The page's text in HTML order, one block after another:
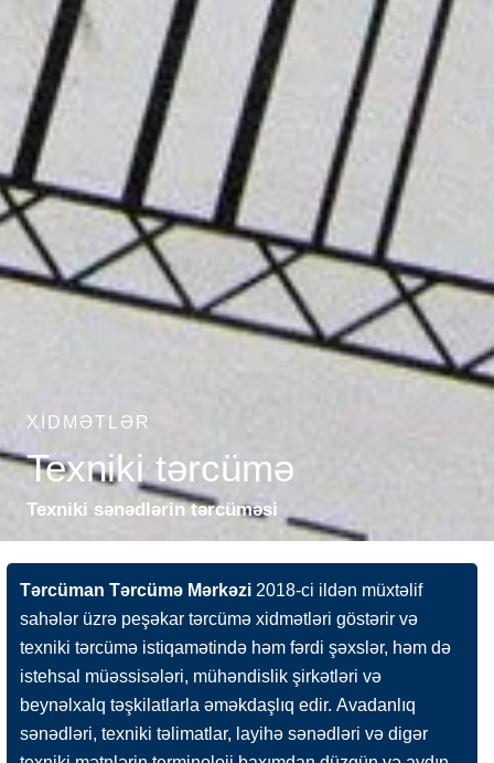
XIDMƏTLƏR
Texniki tərcümə
Texniki sənədlərin tərcüməsi
Tərcüman Tərcümə Mərkəzi 2018-ci ildən müxtəlif
sahələr üzrə peşəkar tərcümə xidmətləri göstərir və
texniki tərcümə istiqamətində həm fərdi şəxslər, həm də
istehsal müəssisələri, mühəndislik şirkətləri və
beynəlxalq təşkilatlarla əməkdaşlıq edir. Avadanlıq
sənədləri, texniki təlimatlar, layihə sənədləri və digər